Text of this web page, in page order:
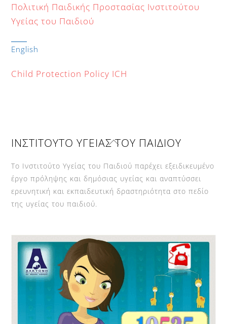
Πολιτική Παιδικής Προστασίας Ινστιτούτου
Υγείας του Παιδιού
English
Child Protection Policy ICH
Back
Top
ΙΝΣΤΙΤΟΥΤΟ ΥΓΕΙΑΣ ΤΟΥ ΠΑΙΔΙΟΥ
Το Ινστιτούτο Υγείας του Παιδιού παρέχει εξειδικευμένο
έργο πρόληψης και δημόσιας υγείας και αναπτύσσει
ερευνητική και εκπαιδευτική δραστηριότητα στο πεδίο
της υγείας του παιδιού.